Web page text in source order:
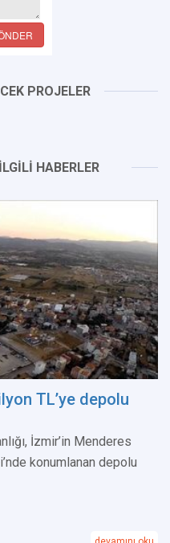
PROJELER
HABERLER
TL’ye depolu
İzmir’in Menderes
konumlanan depolu